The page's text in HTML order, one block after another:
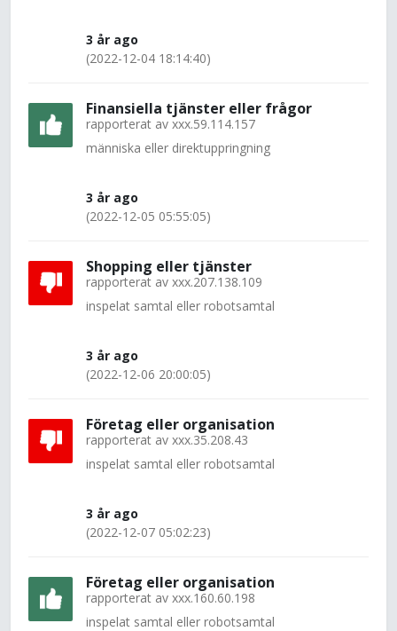
3 år ago
(2022-12-04 18:14:40)
Finansiella tjänster eller frågor
rapporterat av xxx.59.114.157
människa eller direktuppringning
3 år ago
(2022-12-05 05:55:05)
Shopping eller tjänster
rapporterat av xxx.207.138.109
inspelat samtal eller robotsamtal
3 år ago
(2022-12-06 20:00:05)
Företag eller organisation
rapporterat av xxx.35.208.43
inspelat samtal eller robotsamtal
3 år ago
(2022-12-07 05:02:23)
Företag eller organisation
rapporterat av xxx.160.60.198
inspelat samtal eller robotsamtal